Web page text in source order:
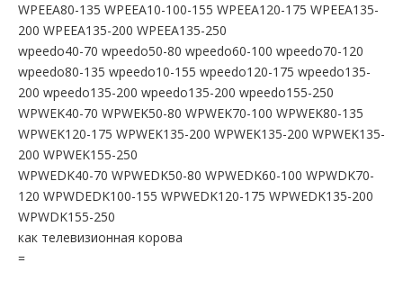
WPEEA80-135 WPEEA10-100-155 WPEEA120-175 WPEEA135-
200 WPEEA135-200 WPEEA135-250
wpeedo40-70 wpeedo50-80 wpeedo60-100 wpeedo70-120
wpeedo80-135 wpeedo10-155 wpeedo120-175 wpeedo135-
200 wpeedo135-200 wpeedo135-200 wpeedo155-250
WPWEK40-70 WPWEK50-80 WPWEK70-100 WPWEK80-135
WPWEK120-175 WPWEK135-200 WPWEK135-200 WPWEK135-
200 WPWEK155-250
WPWEDK40-70 WPWEDK50-80 WPWEDK60-100 WPWDK70-
120 WPWDEDK100-155 WPWEDK120-175 WPWEDK135-200
WPWDK155-250
как телевизионная корова
=